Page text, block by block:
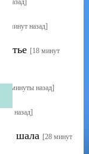
назад]
[13 минут назад]
[18 минут
[22 минуты назад]
назад]
шала [28 минут